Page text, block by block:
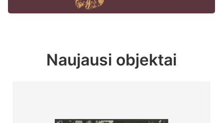
Naujausi objektai